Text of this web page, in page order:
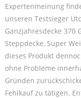
Expertenmeinung
unseren Testsieger
Ganzjahresdecke 370
Steppdecke, Super
dieses Produkt
ohne Probleme
Gründen
Fehlkauf zu tätigen.